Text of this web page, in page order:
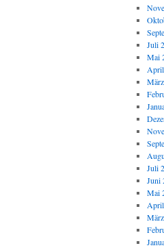
Juli
Mai
Juli
Juni
Mai